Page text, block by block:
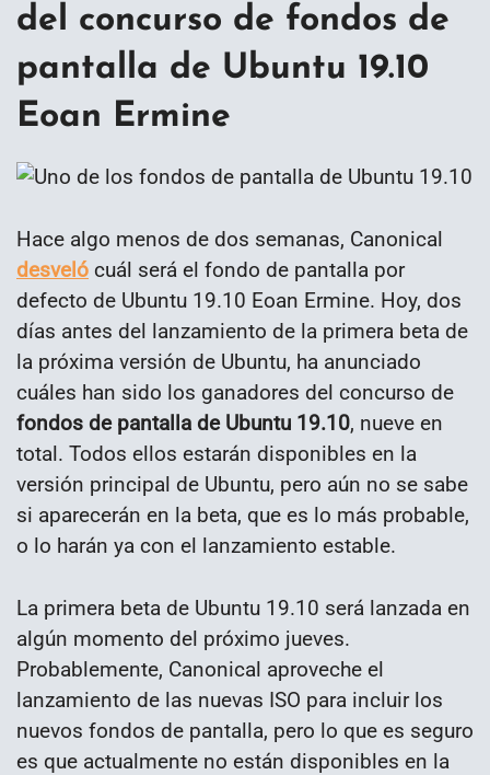
del concurso de fondos de
pantalla de Ubuntu 19.10
Eoan Ermine
Hace algo menos de dos semanas, Canonical
desveló cuál será el fondo de pantalla por
defecto de Ubuntu 19.10 Eoan Ermine. Hoy, dos
días antes del lanzamiento de la primera beta de
la próxima versión de Ubuntu, ha anunciado
cuáles han sido los ganadores del concurso de
fondos de pantalla de Ubuntu 19.10, nueve en
total. Todos ellos estarán disponibles en la
versión principal de Ubuntu, pero aún no se sabe
si aparecerán en la beta, que es lo más probable,
o lo harán ya con el lanzamiento estable.
La primera beta de Ubuntu 19.10 será lanzada en
algún momento del próximo jueves.
Probablemente, Canonical aproveche el
lanzamiento de las nuevas ISO para incluir los
nuevos fondos de pantalla, pero lo que es seguro
es que actualmente no están disponibles en la